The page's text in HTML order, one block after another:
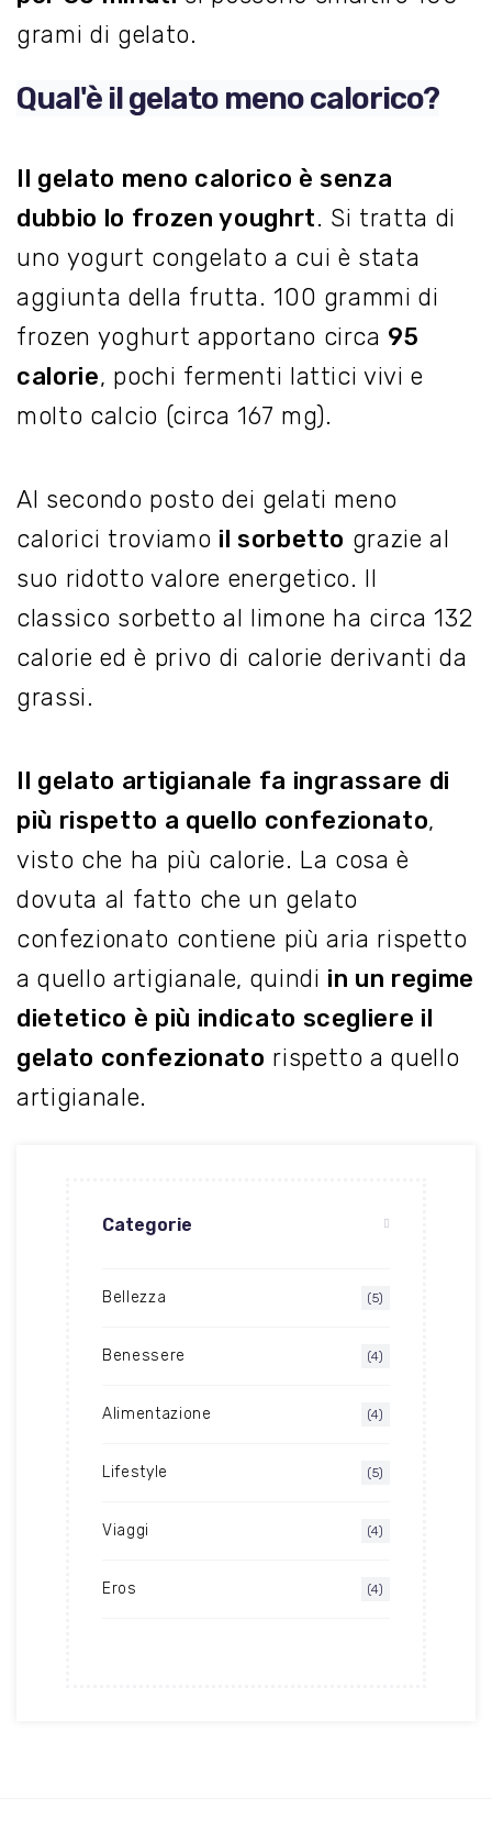
grami di gelato.
Qual'è il gelato meno calorico?
Il gelato meno calorico è senza
dubbio lo frozen youghrt. Si tratta di
uno yogurt congelato a cui è stata
aggiunta della frutta. 100 grammi di
frozen yoghurt apportano circa 95
calorie, pochi fermenti lattici vivi e
molto calcio (circa 167 mg).
Al secondo posto dei gelati meno
calorici troviamo il sorbetto grazie al
suo ridotto valore energetico. Il
classico sorbetto al limone ha circa 132
calorie ed è privo di calorie derivanti da
grassi.
Il gelato artigianale fa ingrassare di
più rispetto a quello confezionato,
visto che ha più calorie. La cosa è
dovuta al fatto che un gelato
confezionato contiene più aria rispetto
a quello artigianale, quindi in un regime
dietetico è più indicato scegliere il
gelato confezionato rispetto a quello
artigianale.
Categorie
Bellezza (5)
Benessere (4)
Alimentazione (4)
Lifestyle (5)
Viaggi (4)
Eros (4)